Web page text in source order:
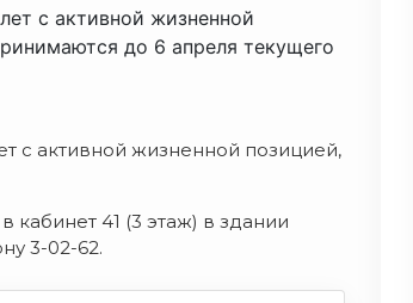
с активной жизненной
до 6 апреля текущего
с активной жизненной позицией,
41 (3 этаж) в здании
3-02-62.